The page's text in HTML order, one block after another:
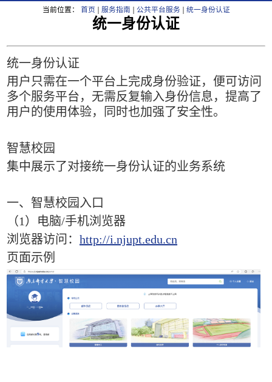
当前位置： 首页 服务指南 公共平台服务 统一身份认证
统一身份认证
统一身份认证
用户只需在一个平台上完成身份验证，便可访问
多个服务平台，无需反复输入身份信息，提高了
用户的使用体验，同时也加强了安全性。
智慧校园
集中展示了对接统一身份认证的业务系统
一、智慧校园入口
（1）电脑/手机浏览器
浏览器访问： http://i.njupt.edu.cn
页面示例